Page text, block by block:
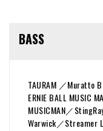
BASS
TAURAM ／Muratto
ERNIE BALL MUSIC
MUSICMAN／
Warwick／